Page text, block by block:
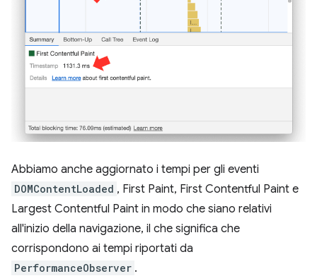
Abbiamo anche aggiornato i tempi per gli eventi
DOMContentLoaded , First Paint, First Contentful Paint e
Largest Contentful Paint in modo che siano relativi
all'inizio della navigazione, il che significa che
corrispondono ai tempi riportati da
PerformanceObserver .